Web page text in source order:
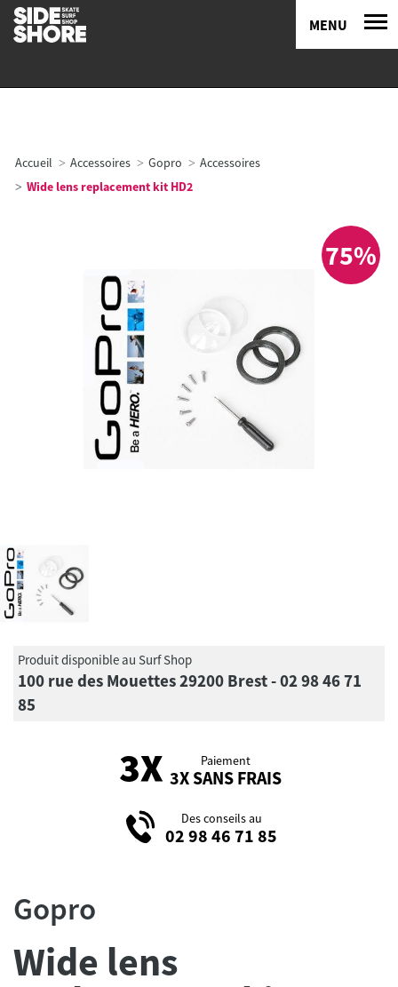
MENU
Accueil Accessoires Gopro
Accessoires
Wide lens replacement kit HD2
75%
Produit disponible au Surf Shop
100 rue des Mouettes 29200 Brest - 02 98 46 71
85
Paiement
3X SANS FRAIS
Des conseils au
02 98 46 71 85
Gopro
Wide lens